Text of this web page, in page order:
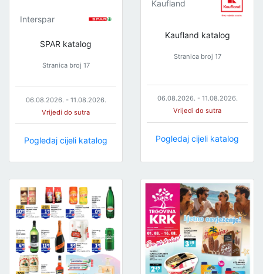
Interspar
SPAR katalog
Stranica broj 17
06.08.2026. - 11.08.2026.
Vrijedi do sutra
Pogledaj cijeli katalog
Kaufland
Kaufland katalog
Stranica broj 17
06.08.2026. - 11.08.2026.
Vrijedi do sutra
Pogledaj cijeli katalog